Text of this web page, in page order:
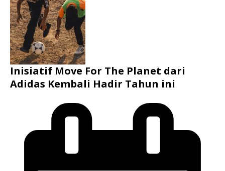
Inisiatif Move For The Planet dari
Adidas Kembali Hadir Tahun ini